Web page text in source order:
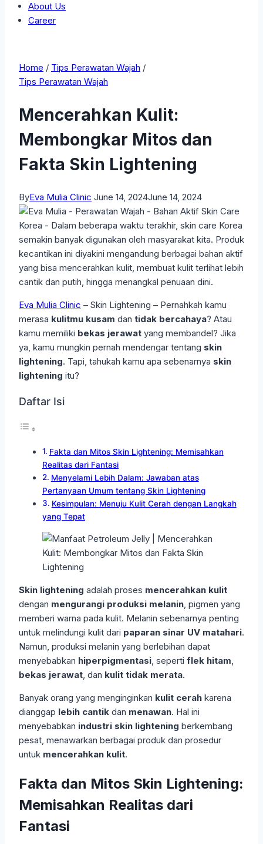
About Us
Career
Home / Tips Perawatan Wajah /
Tips Perawatan Wajah
Mencerahkan Kulit:
Membongkar Mitos dan
Fakta Skin Lightening
ByEva Mulia Clinic June 14, 2024June 14, 2024
Eva Mulia Clinic – Skin Lightening – Pernahkah kamu
merasa kulitmu kusam dan tidak bercahaya? Atau
kamu memiliki bekas jerawat yang membandel? Jika
ya, kamu mungkin pernah mendengar tentang skin
lightening. Tapi, tahukah kamu apa sebenarnya skin
lightening itu?
Daftar Isi
Fakta dan Mitos Skin Lightening: Memisahkan
Realitas dari Fantasi
Menyelami Lebih Dalam: Jawaban atas
Pertanyaan Umum tentang Skin Lightening
Kesimpulan: Menuju Kulit Cerah dengan Langkah
yang Tepat
Skin lightening adalah proses mencerahkan kulit
dengan mengurangi produksi melanin, pigmen yang
memberi warna pada kulit. Melanin sebenarnya penting
untuk melindungi kulit dari paparan sinar UV matahari.
Namun, produksi melanin yang berlebihan dapat
menyebabkan hiperpigmentasi, seperti flek hitam,
bekas jerawat, dan kulit tidak merata.
Banyak orang yang menginginkan kulit cerah karena
dianggap lebih cantik dan menawan. Hal ini
menyebabkan industri skin lightening berkembang
pesat, menawarkan berbagai produk dan prosedur
untuk mencerahkan kulit.
Fakta dan Mitos Skin Lightening:
Memisahkan Realitas dari
Fantasi